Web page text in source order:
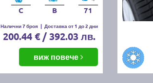
C B 71
Налични 7 броя | Доставка от 1 до 2 дни
200.44 € / 392.03 лв.
виж повече